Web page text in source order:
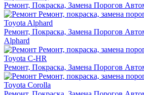
Ремонт, Покраска, Замена Порогов
Ремонт, Покраска, Замена Порогов
Alphard
Ремонт, Покраска, Замена Порогов